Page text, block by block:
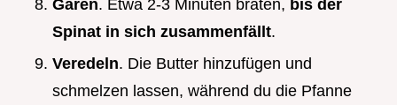
Garen. Etwa 2-3 Minuten braten, bis der
Spinat in sich zusammenfällt.
Veredeln. Die Butter hinzufügen und
schmelzen lassen, während du die Pfanne